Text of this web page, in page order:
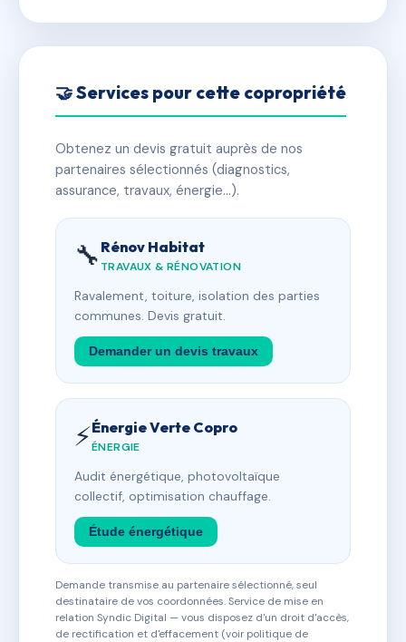
🤝 Services pour cette copropriété
Obtenez un devis gratuit auprès de nos
partenaires sélectionnés (diagnostics,
assurance, travaux, énergie…).
🔧 Rénov Habitat
TRAVAUX & RÉNOVATION
Ravalement, toiture, isolation des parties
communes. Devis gratuit.
Demander un devis travaux
⚡Énergie Verte Copro
ÉNERGIE
Audit énergétique, photovoltaïque
collectif, optimisation chauffage.
Étude énergétique
Demande transmise au partenaire sélectionné, seul
destinataire de vos coordonnées. Service de mise en
relation Syndic Digital — vous disposez d'un droit d'accès,
de rectification et d'effacement (voir politique de